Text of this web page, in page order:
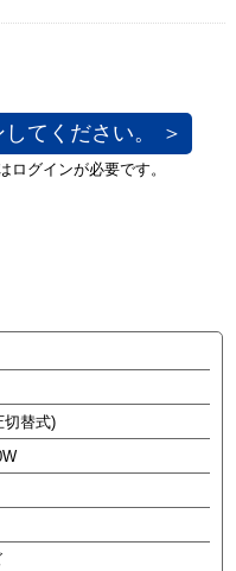
てください。 ＞
切替式)